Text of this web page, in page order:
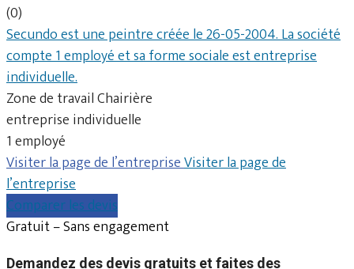
(0)
Secundo est une peintre créée le 26-05-2004. La société
compte 1 employé et sa forme sociale est entreprise
individuelle.
Zone de travail Chairière
entreprise individuelle
1 employé
Visiter la page de l’entrepriseVisiter la page de
l’entreprise
Comparer les devis
Gratuit – Sans engagement
Demandez des devis gratuits et faites des